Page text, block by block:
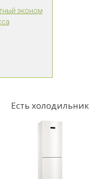
Есть холодильник